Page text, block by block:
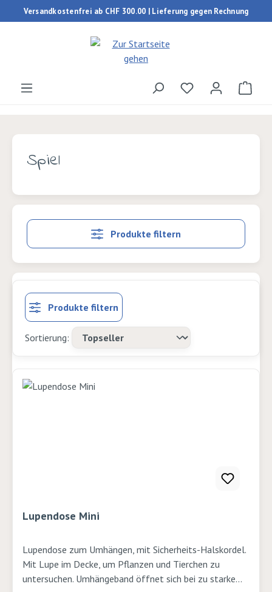
Zum Hauptinhalt springen
Versandkostenfrei ab CHF 300.00 | Lieferung gegen Rechnung
Du hast 0
Spiel
Produkte filtern
Produkte filtern
Lupendose Mini
Lupendose zum Umhängen, mit Sicherheits-Halskordel.
Mit Lupe im Decke, um Pflanzen und Tierchen zu
untersuchen. Umhängeband öffnet sich bei zu starkem